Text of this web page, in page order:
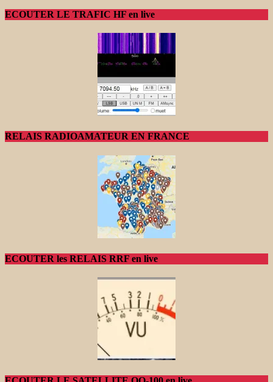
ECOUTER LE TRAFIC HF en live
RELAIS RADIOAMATEUR EN FRANCE
ECOUTER les RELAIS RRF en live